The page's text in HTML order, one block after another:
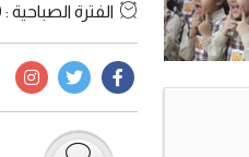
الفترة الصباحية : 7:30 ص الى 1:00 م